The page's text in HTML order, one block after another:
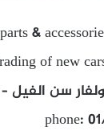
&
of new
phone: